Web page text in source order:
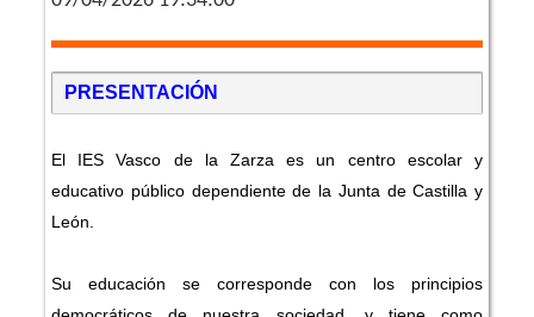
PRESENTACIÓN
El IES Vasco de la Zarza es un centro escolar y
educativo público dependiente de la Junta de Castilla y
León.
Su educación se corresponde con los principios